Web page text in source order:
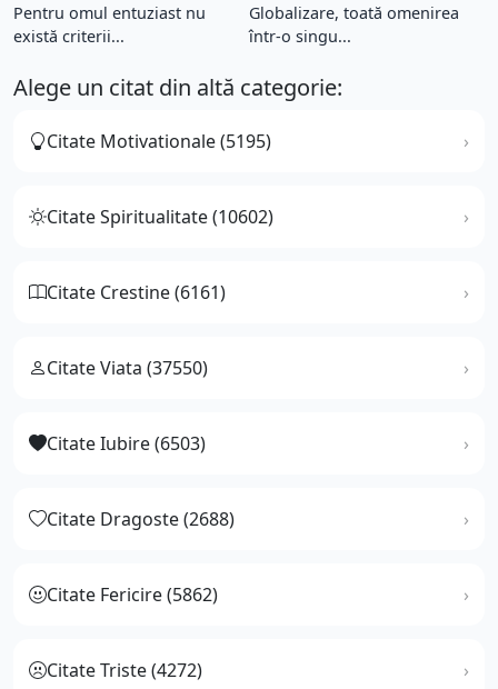
Pentru omul entuziast nu
există criterii...
Globalizare, toată omenirea
într-o singu...
Alege un citat din altă categorie:
Citate Motivationale (5195)
Citate Spiritualitate (10602)
Citate Crestine (6161)
Citate Viata (37550)
Citate Iubire (6503)
Citate Dragoste (2688)
Citate Fericire (5862)
Citate Triste (4272)